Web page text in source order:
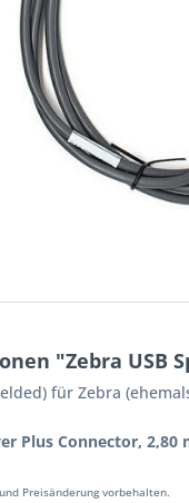
"Zebra USB
für Zebra
Plus Connector, 2,80
Preisänderung vorbehalten.